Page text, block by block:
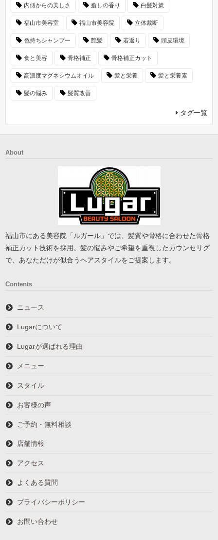
内側からの美しさ 癒しの香り 白髪対策
福山市美容室 福山市美容院 立体裁断
色持ちシャンプー 艶髪 若返り 頭皮環境
食と美容 骨格補正 骨格補正カット
高濃度マグネシウムオイル 髪と栄養 髪と栄養素
髪の悩み 髪質改善
タグ一覧
About
福山市にある美容院「ルガール」では、髪質や骨格に合わせた骨格
補正カット技術を採用。髪の悩みやご希望を重視したカウンセリグ
で、あなただけが似合うヘアスタイルをご提案します。
Contents
ニュース
Lugarについて
Lugarが選ばれる理由
メニュー
スタイル
お客様の声
ご予約・無料相談
店舗情報
アクセス
よくある質問
プライバシーポリシー
お問い合わせ